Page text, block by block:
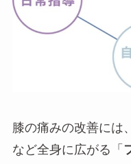
膝の痛みの改善には
など全身に広がる「